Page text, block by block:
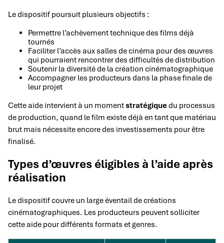
Le dispositif poursuit plusieurs objectifs :
Permettre l’achèvement technique des films déjà
tournés
Faciliter l’accès aux salles de cinéma pour des œuvres
qui pourraient rencontrer des difficultés de distribution
Soutenir la diversité de la création cinématographique
Accompagner les producteurs dans la phase finale de
leur projet
Cette aide intervient à un momentstratégiquedu processus
de production, quand le film existe déjà en tant que matériau
brut mais nécessite encore des investissements pour être
finalisé.
Types d’œuvres éligibles à l’aide après
réalisation
Le dispositif couvre un large éventail de créations
cinématographiques. Les producteurs peuvent solliciter
cette aide pour différents formats et genres.